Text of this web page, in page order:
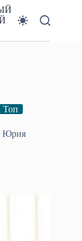
Топ
Юрия